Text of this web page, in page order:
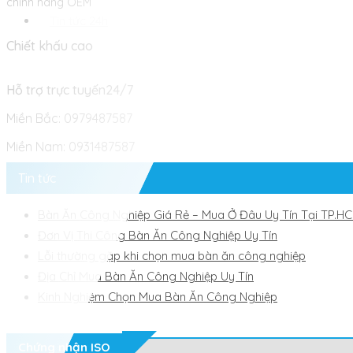
Chiết khấu cao
Hỗ trợ trực tuyến24/7
Miền Bắc: 0979487587
Miền Nam: 0931487587
Tin tức
Bàn Ăn Công Nghiệp Giá Rẻ – Mua Ở Đâu Uy Tín Tại
Đơn Vị Thi Công Bàn Ăn Công Nghiệp Uy Tín
Lỗi thường gặp khi chọn mua bàn ăn công nghiệp
Địa Chỉ Mua Bàn Ăn Công Nghiệp Uy Tín
Kinh Nghiệm Chọn Mua Bàn Ăn Công Nghiệp
Chứng nhận ISO